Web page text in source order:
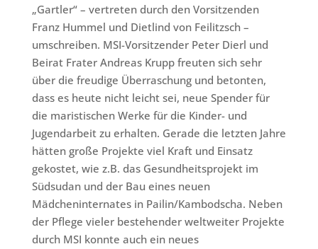
„Gartler“ – vertreten durch den Vorsitzenden
Franz Hummel und Dietlind von Feilitzsch –
umschreiben. MSI-Vorsitzender Peter Dierl und
Beirat Frater Andreas Krupp freuten sich sehr
über die freudige Überraschung und betonten,
dass es heute nicht leicht sei, neue Spender für
die maristischen Werke für die Kinder- und
Jugendarbeit zu erhalten. Gerade die letzten Jahre
hätten große Projekte viel Kraft und Einsatz
gekostet, wie z.B. das Gesundheitsprojekt im
Südsudan und der Bau eines neuen
Mädcheninternates in Pailin/Kambodscha. Neben
der Pflege vieler bestehender weltweiter Projekte
durch MSI konnte auch ein neues